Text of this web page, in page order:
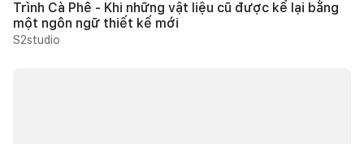
Trình Cà Phê - Khi những vật liệu cũ được kể lại bằng
một ngôn ngữ thiết kế mới
S2studio